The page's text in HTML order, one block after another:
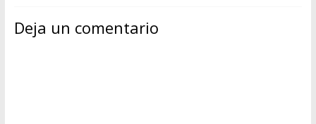
Deja un comentario